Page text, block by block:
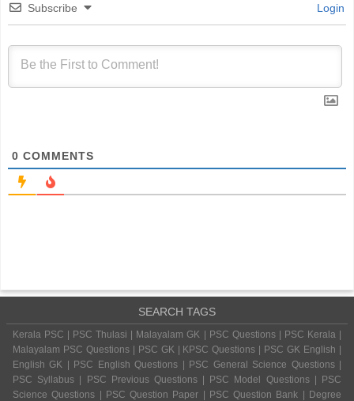
Subscribe Login
0 COMMENTS
SEARCH TAGS
Kerala PSC | PSC Thulasi | Malayalam GK | PSC Questions | PSC Kerala |
Malayalam PSC Questions | PSC GK | KPSC Questions | PSC GK English |
English GK | PSC English Questions | PSC General Science Questions |
PSC Syllabus | PSC Previous Questions | PSC Model Questions | PSC
Science Questions | PSC Question Paper | PSC Question Bank | Degree